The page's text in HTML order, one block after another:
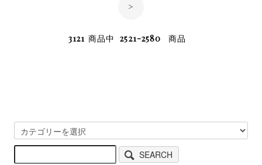
>
3121 商品中 2521-2580 商品
SEARCH